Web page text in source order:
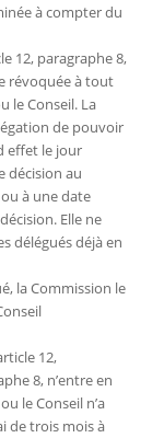
à compter du
12, paragraphe 8,
révoquée à tout
le Conseil. La
de pouvoir
effet le jour
décision au
à une date
Elle ne
délégués déjà en
la Commission le
12,
8, n’entre en
le Conseil n’a
de trois mois à